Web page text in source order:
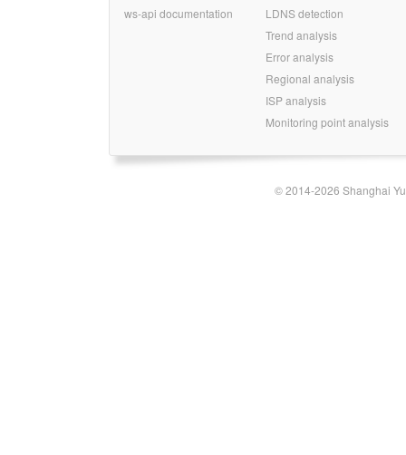
ws-api documentation
LDNS detection
Trend analysis
Error analysis
Regional analysis
ISP analysis
Monitoring point analysis
© 2014-2026 Shanghai